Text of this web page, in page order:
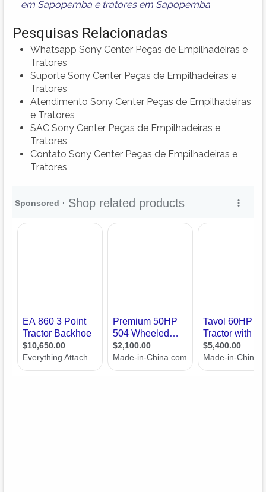
em Sapopemba e tratores em Sapopemba
Pesquisas Relacionadas
Whatsapp Sony Center Peças de Empilhadeiras e
Tratores
Suporte Sony Center Peças de Empilhadeiras e
Tratores
Atendimento Sony Center Peças de Empilhadeiras
e Tratores
SAC Sony Center Peças de Empilhadeiras e
Tratores
Contato Sony Center Peças de Empilhadeiras e
Tratores